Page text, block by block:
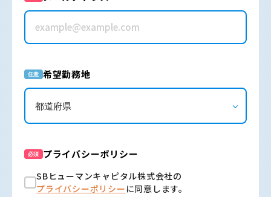
任意 希望勤務地
必須 プライバシーポリシー
SBヒューマンキャピタル株式会社の
プライバシーポリシーに同意します。